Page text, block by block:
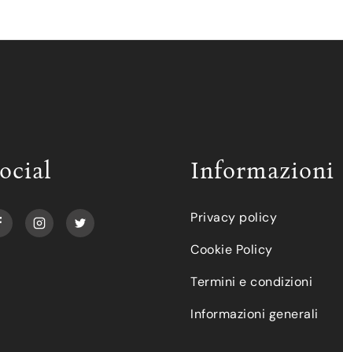
Informazioni
Privacy policy
Cookie Policy
Termini e condizioni
Informazioni generali